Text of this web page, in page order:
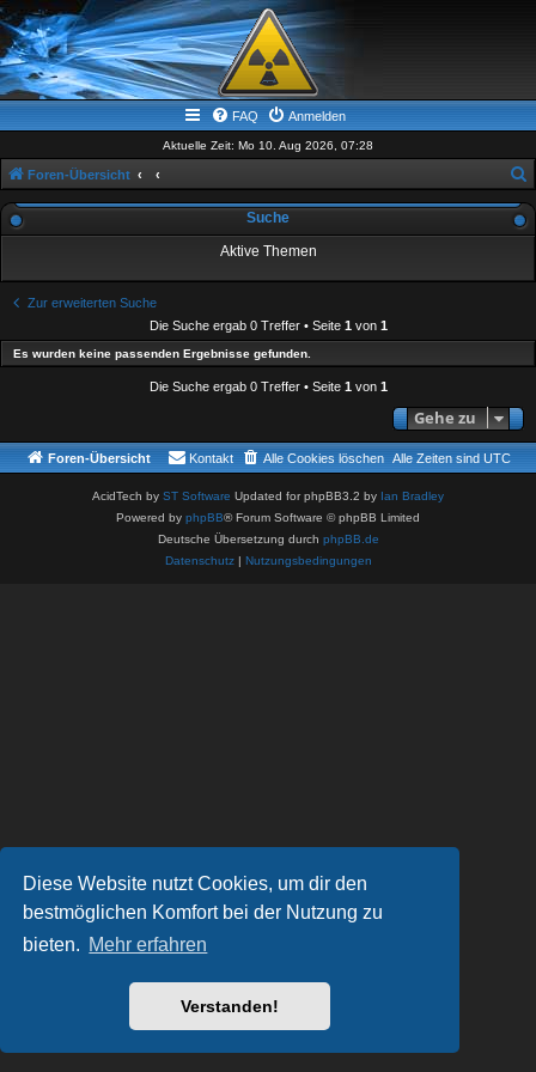
Diese Website nutzt Cookies, um dir den
bestmöglichen Komfort bei der Nutzung zu
bieten. Mehr erfahren
Verstanden!
FAQ Anmelden
Aktuelle Zeit: Mo 10. Aug 2026, 07:28
Foren-Übersicht
u
Suche
Aktive Themen
Zur erweiterten Suche
Die Suche ergab 0 Treffer • Seite 1 von 1
Es wurden keine passenden Ergebnisse gefunden.
Die Suche ergab 0 Treffer • Seite 1 von 1
Gehe zu
Foren-Übersicht Alle Zeiten sind UTC
Alle Cookies löschen
Kontakt
AcidTech by ST Software Updated for phpBB3.2 by Ian Bradley
Powered by phpBB® Forum Software © phpBB Limited
Deutsche Übersetzung durch phpBB.de
Datenschutz| Nutzungsbedingungen